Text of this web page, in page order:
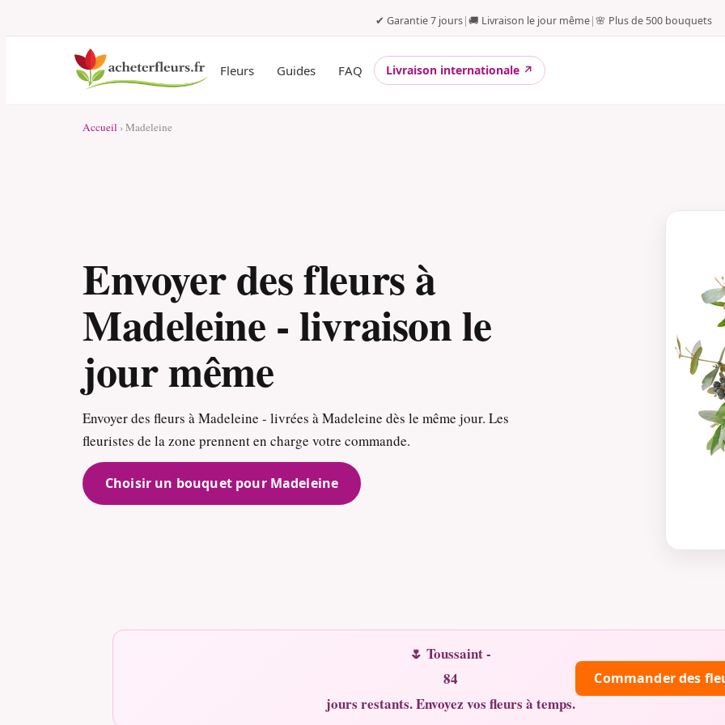
✔ Garantie 7 jours|🚚 Livraison le jour même|🌸 Plus de 500 bouquets
Fleurs Guides FAQ Livraison internationale ↗
Accueil › Madeleine
Envoyer des fleurs à
Madeleine - livraison le
jour même
Envoyer des fleurs à Madeleine - livrées à Madeleine dès le même jour. Les
fleuristes de la zone prennent en charge votre commande.
Choisir un bouquet pour Madeleine
🌷 Toussaint -
84
jours restants. Envoyez vos fleurs à temps.
Commander des